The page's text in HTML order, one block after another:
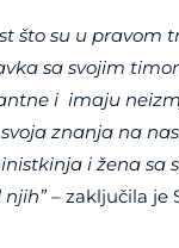
što su u pravom
sa svojim
i imaju
znanja na
i žena sa
– zaključila je